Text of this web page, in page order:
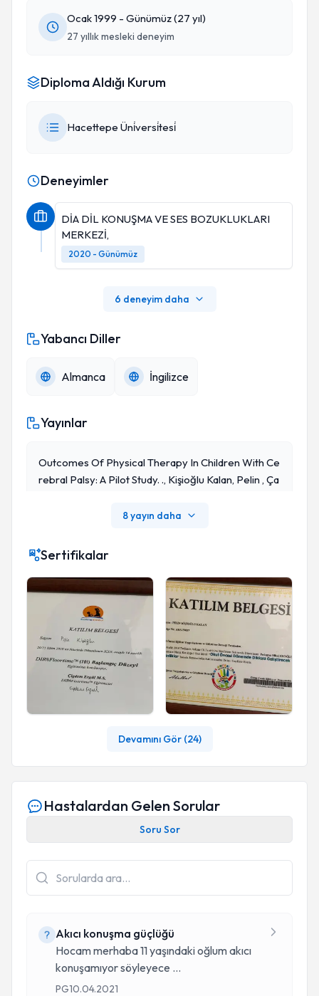
Ocak 1999 - Günümüz (27 yıl)
27 yıllık mesleki deneyim
Diploma Aldığı Kurum
Hacettepe Üni̇versi̇tesi̇
Deneyimler
DİA DİL KONUŞMA VE SES BOZUKLUKLARI
MERKEZİ,
2020 - Günümüz
6 deneyim daha
Yabancı Diller
Almanca İngilizce
Yayınlar
Outcomes Of Physical Therapy In Children With Ce
Rebral Palsy: A Pilot Study. ., Kişioğlu Kalan, Pelin , Ça
Üniv.Tıp Fak. Fiziksel Tıp Ve Rehabilitasyon Ana BD.,
8 yayın daha
Sertifikalar
Devamını Gör (24)
Hastalardan Gelen Sorular
Soru Sor
Akıcı konuşma güçlüğü
Hocam merhaba 11 yaşındaki oğlum akıcı
konuşamıyor söyleyece ...
PG10.04.2021